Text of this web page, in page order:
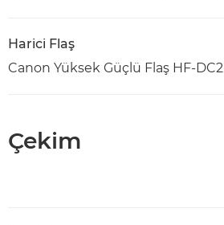
Harici Flaş
Canon Yüksek Güçlü Flaş HF-DC2
Çekim